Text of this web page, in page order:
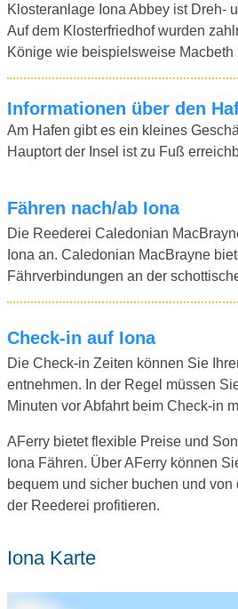
Klosteranlage Iona Abbey ist Dreh-
Auf dem Klosterfriedhof wurden
Könige wie beispielsweise Macbeth
Informationen über den
Am Hafen gibt es ein kleines
Hauptort der Insel ist zu Fuß
Fähren nach/ab Iona
Die Reederei Caledonian
Iona an. Caledonian MacBrayne
Fährverbindungen an der
Check-in auf Iona
Die Check-in Zeiten können Sie
entnehmen. In der Regel müssen
Minuten vor Abfahrt beim Check-in
AFerry bietet flexible Preise und
Iona Fähren. Über AFerry können
bequem und sicher buchen und
der Reederei profitieren.
Iona Karte